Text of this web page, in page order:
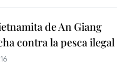
de An Giang
contra la pesca ilegal